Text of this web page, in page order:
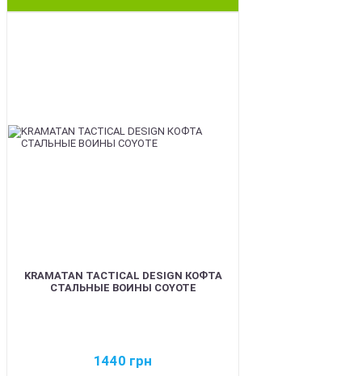
KRAMATAN TACTICAL DESIGN КОФТА
СТАЛЬНЫЕ ВОИНЫ COYOTE
1440 грн